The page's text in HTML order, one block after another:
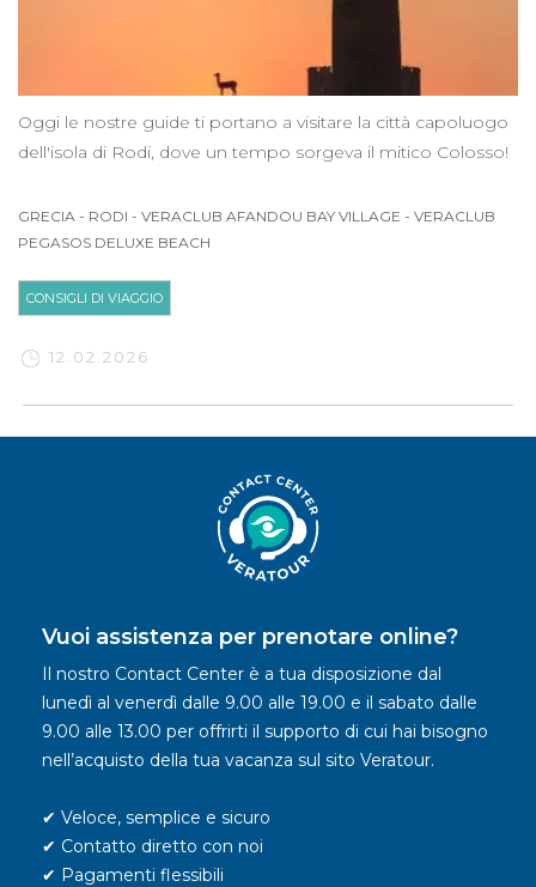
Oggi le nostre guide ti portano a visitare la città capoluogo
dell'isola di Rodi, dove un tempo sorgeva il mitico Colosso!
GRECIA - RODI - VERACLUB AFANDOU BAY VILLAGE - VERACLUB
PEGASOS DELUXE BEACH
CONSIGLI DI VIAGGIO
12.02.2026
Vuoi assistenza per prenotare online?
Il nostro Contact Center è a tua disposizione dal
lunedì al venerdì dalle 9.00 alle 19.00 e il sabato dalle
9.00 alle 13.00 per offrirti il supporto di cui hai bisogno
nell’acquisto della tua vacanza sul sito Veratour.
✔ Veloce, semplice e sicuro
✔ Contatto diretto con noi
✔ Pagamenti flessibili